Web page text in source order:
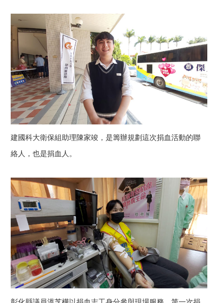
建國科大衛保組助理陳家竣，是籌辦規劃這次捐血活動的聯
絡人，也是捐血人。